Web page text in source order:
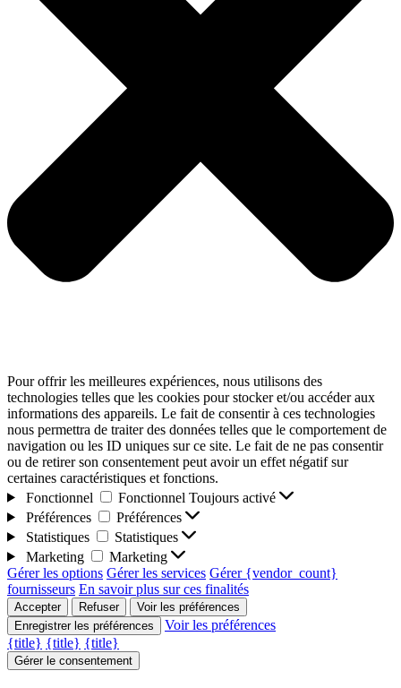
Pour offrir les meilleures expériences, nous utilisons des
technologies telles que les cookies pour stocker et/ou accéder aux
informations des appareils. Le fait de consentir à ces technologies
nous permettra de traiter des données telles que le comportement de
navigation ou les ID uniques sur ce site. Le fait de ne pas consentir
ou de retirer son consentement peut avoir un effet négatif sur
certaines caractéristiques et fonctions.
Fonctionnel
Fonctionnel Toujours activé
Préférences
Préférences
Statistiques
Statistiques
Marketing
Marketing
Gérer les options Gérer les services Gérer {vendor_count}
fournisseurs En savoir plus sur ces finalités
Accepter Refuser
Voir les préférences
Enregistrer les préférences
Voir les préférences
{title} {title} {title}
Gérer le consentement